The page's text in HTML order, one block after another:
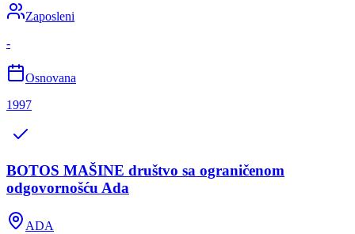
Zaposleni
-
Osnovana
1997
BOTOS MAŠINE društvo sa ograničenom
odgovornošću Ada
ADA